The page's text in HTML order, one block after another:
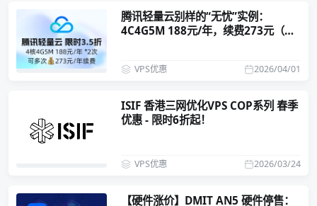
腾讯轻量云别样的“无忧”实例：
4C4G5M 188元/年，续费273元（可
2026/04/01
VPS优惠
ISIF 香港三网优化VPS COP系列 春季
优惠 - 限时6折起！
2026/03/24
VPS优惠
【硬件涨价】DMIT AN5 硬件停售：